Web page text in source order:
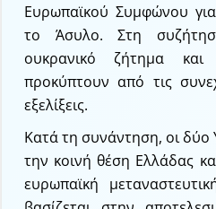
Ευρωπαϊκού Συμφώνου
το Άσυλο. Στη
ουκρανικό ζήτημα
προκύπτουν από τις
εξελίξεις.
Κατά τη συνάντηση, οι δύο
την κοινή θέση Ελλάδας
ευρωπαϊκή